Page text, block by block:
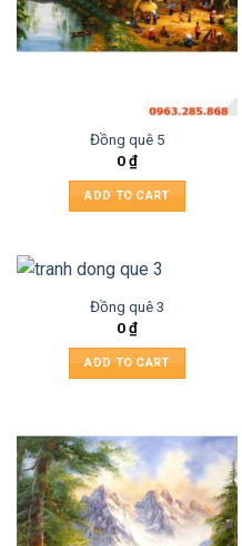
Đồng quê 5
0₫
ADD TO CART
Đồng quê 3
0₫
ADD TO CART